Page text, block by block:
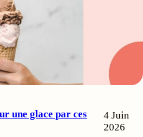
une glace par ces
4 Juin
2026